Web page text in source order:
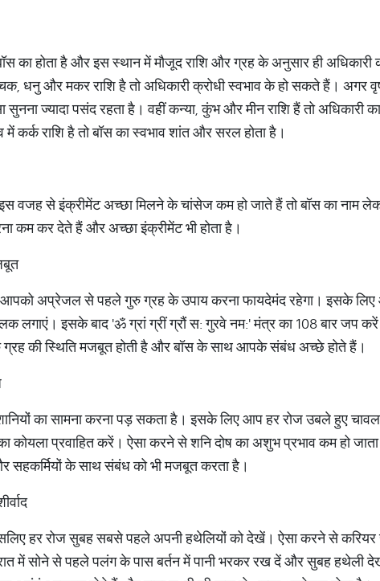
का होता है और इस स्थान में मौजूद राशि और ग्रह के अनुसार ही अधिकारी
धनु और मकर राशि है तो अधिकारी क्रोधी स्वभाव के हो सकते हैं। अगर
ज्यादा पसंद रहता है। वहीं कन्या, कुंभ और मीन राशि हैं तो अधिकारी
कर्क राशि है तो बॉस का स्वभाव शांत और सरल होता है।
वजह से इंक्रीमेंट अच्छा मिलने के चांसेज कम हो जाते हैं तो बॉस का नाम
कम कर देते हैं और अच्छा इंक्रीमेंट भी होता है।
आपको अप्रेजल से पहले गुरु ग्रह के उपाय करना फायदेमंद रहेगा। इसके लिए
लगाएं। इसके बाद 'ॐ ग्रां ग्रीं ग्रौं स: गुरवे नम:' मंत्र का 108 बार जप
की स्थिति मजबूत होती है और बॉस के साथ आपके संबंध अच्छे होते हैं।
का सामना करना पड़ सकता है। इसके लिए आप हर रोज उबले हुए
कोयला प्रवाहित करें। ऐसा करने से शनि दोष का अशुभ प्रभाव कम हो
सहकर्मियों के साथ संबंध को भी मजबूत करता है।
इसलिए हर रोज सुबह सबसे पहले अपनी हथेलियों को देखें। ऐसा करने से करियर
में सोने से पहले पलंग के पास बर्तन में पानी भरकर रख दें और सुबह हथेली